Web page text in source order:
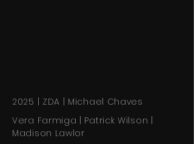
2025 | ZDA | Michael Chaves
Vera Farmiga | Patrick Wilson |
Madison Lawlor